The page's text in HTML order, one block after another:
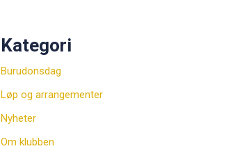
Kategori
Burudonsdag
Løp og arrangementer
Nyheter
Om klubben